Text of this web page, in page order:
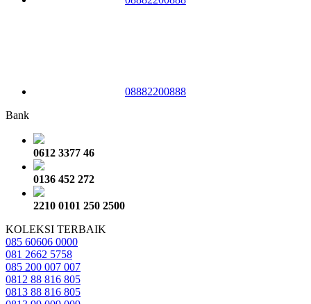
08882200888
Bank
0612 3377 46
0136 452 272
2210 0101 250 2500
KOLEKSI TERBAIK
085 60606 0000
081 2662 5758
085 200 007 007
0812 88 816 805
0813 88 816 805